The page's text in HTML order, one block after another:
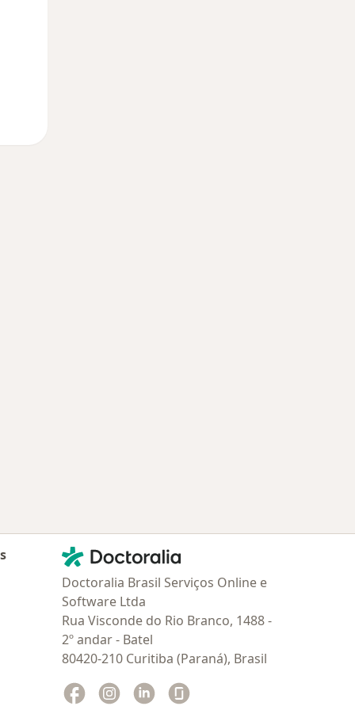
Contato
Doctoralia - Homepage
Doctoralia Brasil Serviços Online e
Software Ltda
Rua Visconde do Rio Branco, 1488 -
2º andar - Batel
80420-210 Curitiba (Paraná), Brasil
Facebook
abre num novo separador
Instagram
abre num novo separador
Linkedin
abre num novo separador